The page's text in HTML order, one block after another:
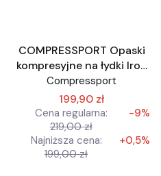
COMPRESSPORT Opaski
kompresyjne na łydki Iron
Man IronMan edycja
limitowana
Compressport
199,90 zł
Cena regularna:
219,00 zł
-9%
Najniższa cena:
199,00 zł
+0,5%